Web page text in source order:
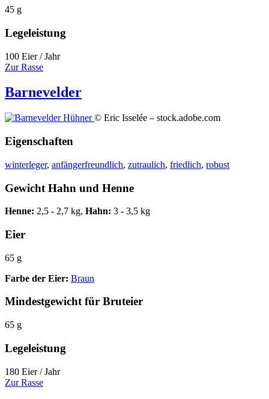
45 g
Legeleistung
100 Eier / Jahr
Zur Rasse
Barnevelder
© Eric Isselée – stock.adobe.com
Eigenschaften
winterleger, anfängerfreundlich, zutraulich, friedlich, robust
Gewicht Hahn und Henne
Henne: 2,5 - 2,7 kg, Hahn: 3 - 3,5 kg
Eier
65 g
Farbe der Eier: Braun
Mindestgewicht für Bruteier
65 g
Legeleistung
180 Eier / Jahr
Zur Rasse